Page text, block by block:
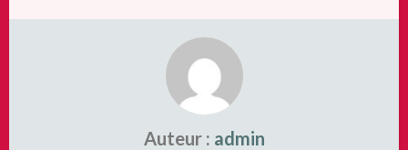
Auteur : admin